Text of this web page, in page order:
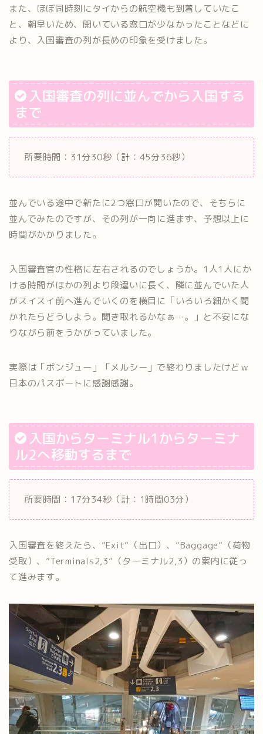
また、ほぼ同時刻にタイからの航空機も到着していたこ
と、朝早いため、開いている窓口が少なかったことなどに
より、入国審査の列が長めの印象を受けました。
入国審査の列に並んでから入国する
まで
所要時間：31分30秒（計：45分36秒）
並んでいる途中で新たに2つ窓口が開いたので、そちらに
並んでみたのですが、その列が一向に進まず、予想以上に
時間がかかりました。
入国審査官の性格に左右されるのでしょうか。1人1人にか
ける時間がほかの列より段違いに長く、隣に並んでいた人
がスイスイ前へ進んでいくのを横目に「いろいろ細かく聞
かれたらどうしよう。聞き取れるかなぁ…。」と不安にな
りながら前をうかがっていました。
実際は「ボンジュー」「メルシー」で終わりましたけどｗ
日本のパスポートに感謝感謝。
入国からターミナル1からターミナ
ル2へ移動するまで
所要時間：17分34秒（計：1時間03分）
入国審査を終えたら、”Exit”（出口）、”Baggage”（荷物
受取）、”Terminals2,3”（ターミナル2,3）の案内に従っ
て進みます。